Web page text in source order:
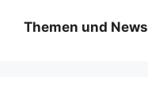
Themen und News